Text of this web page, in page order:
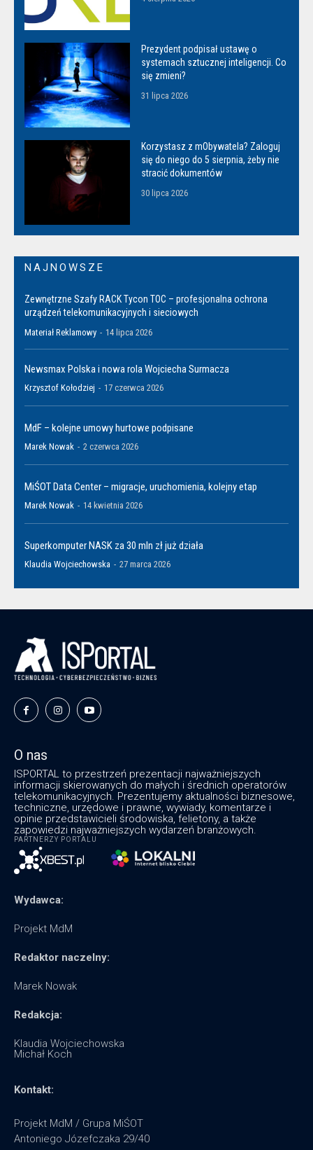
Prezydent podpisał ustawę o
systemach sztucznej inteligencji. Co
się zmieni?
31 lipca 2026
Korzystasz z mObywatela? Zaloguj
się do niego do 5 sierpnia, żeby nie
stracić dokumentów
30 lipca 2026
NAJNOWSZE
Zewnętrzne Szafy RACK Tycon TOC – profesjonalna ochrona
urządzeń telekomunikacyjnych i sieciowych
Materiał Reklamowy - 14 lipca 2026
Newsmax Polska i nowa rola Wojciecha Surmacza
Krzysztof Kołodziej - 17 czerwca 2026
MdF – kolejne umowy hurtowe podpisane
Marek Nowak - 2 czerwca 2026
MiŚOT Data Center – migracje, uruchomienia, kolejny etap
Marek Nowak - 14 kwietnia 2026
Superkomputer NASK za 30 mln zł już działa
Klaudia Wojciechowska - 27 marca 2026
O nas
ISPORTAL to przestrzeń prezentacji najważniejszych
informacji skierowanych do małych i średnich operatorów
telekomunikacyjnych. Prezentujemy aktualności biznesowe,
techniczne, urzędowe i prawne, wywiady, komentarze i
opinie przedstawicieli środowiska, felietony, a także
zapowiedzi najważniejszych wydarzeń branżowych.
PARTNERZY PORTALU
Wydawca:
Projekt MdM
Redaktor naczelny:
Marek Nowak
Redakcja:
Klaudia Wojciechowska
Michał Koch
Kontakt:
Projekt MdM / Grupa MiŚOT
Antoniego Józefczaka 29/40